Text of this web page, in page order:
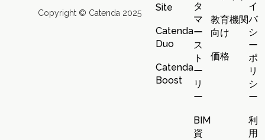
Copyright © Catenda 2025
Site
Catenda
Duo
Catenda
Boost
タ
マ
ー
ス
ト
ー
リ
ー
BIM
資
教育機関
向け
価格
イ
バ
シ
ー
ポ
リ
シ
ー
利
用